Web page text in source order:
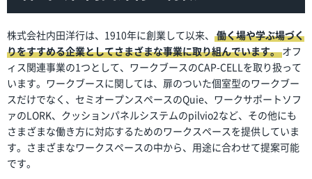
株式会社内田洋行は、1910年に創業して以来、
働く場や学ぶ場づく
りをすすめる企業としてさまざまな事業に取り組んでいます。オフ
ィス関連事業の1つとして、ワークブースのCAP-CELLを取り扱って
います。ワークブースに関しては、扉のついた個室型のワークブー
スだけでなく、セミオープンスペースのQuie、ワークサポートソフ
ァのLORK、クッションパネルシステムのpilvio2など、その他にも
さまざまな働き方に対応するためのワークスペースを提供していま
す。さまざまなワークスペースの中から、用途に合わせて提案可能
です。